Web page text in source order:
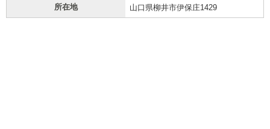
所在地 山口県柳井市伊保庄1429